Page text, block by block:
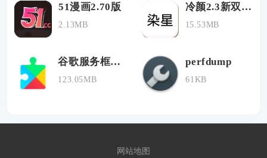
51漫画2.70版
2.13MB
冷颜2.3新双开框架
15.53MB
谷歌服务框架旧版
123.05MB
perfdump
61KB
网站地图